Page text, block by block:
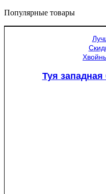
Популярные товары
Туя